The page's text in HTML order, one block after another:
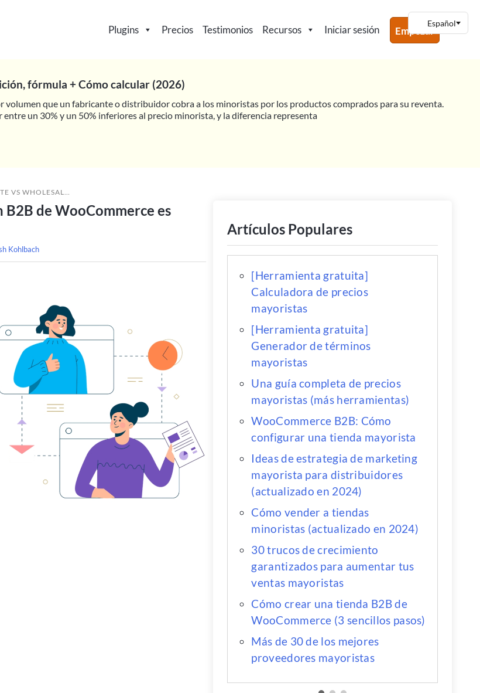
Plugins Precios Testimonios Recursos Iniciar sesión Empezar
fórmula + Cómo calcular (2026)
volumen que un fabricante o distribuidor cobra a los minoristas por los productos comprados para su reventa.
entre un 30% y un 50% inferiores al precio minorista, y la diferencia representa
B2B DE WOOCOMMERCE ES MEJOR?
de WooCommerce es
Kohlbach
Artículos Populares
[Herramienta gratuita]
Calculadora de precios
mayoristas
[Herramienta gratuita]
Generador de términos
mayoristas
Una guía completa de precios
mayoristas (más herramientas)
WooCommerce B2B: Cómo
configurar una tienda mayorista
Ideas de estrategia de marketing
mayorista para distribuidores
(actualizado en 2024)
Cómo vender a tiendas
minoristas (actualizado en 2024)
30 trucos de crecimiento
garantizados para aumentar tus
ventas mayoristas
Cómo crear una tienda B2B de
WooCommerce (3 sencillos pasos)
Más de 30 de los mejores
proveedores mayoristas